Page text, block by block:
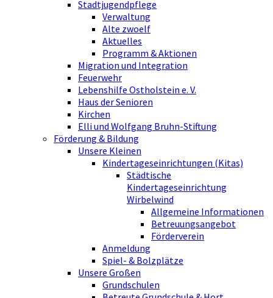
Stadtjugendpflege
Verwaltung
Alte zwoelf
Aktuelles
Programm & Aktionen
Migration und Integration
Feuerwehr
Lebenshilfe Ostholstein e. V.
Haus der Senioren
Kirchen
Elli und Wolfgang Bruhn-Stiftung
Förderung & Bildung
Unsere Kleinen
Kindertageseinrichtungen (Kitas)
Städtische
Kindertageseinrichtung
Wirbelwind
Allgemeine Informationen
Betreuungsangebot
Förderverein
Anmeldung
Spiel- & Bolzplätze
Unsere Großen
Grundschulen